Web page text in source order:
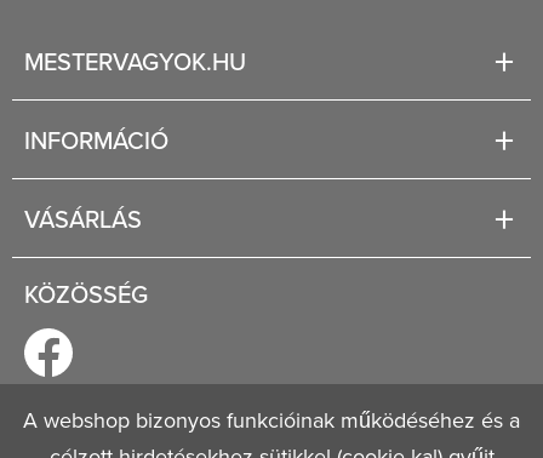
MESTERVAGYOK.HU
INFORMÁCIÓ
Jogi tudnivalók
Általános szerződési feltételek
Adatvédelmi nyilatkozat
VÁSÁRLÁS
Regisztráció
KÖZÖSSÉG
A webshop bizonyos funkcióinak működéséhez és a